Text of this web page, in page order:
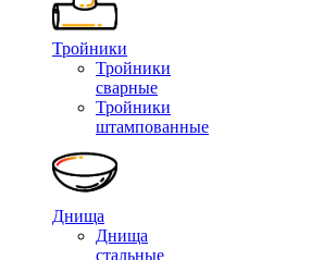
Тройники
Тройники
сварные
Тройники
штампованные
Днища
Днища
стальные